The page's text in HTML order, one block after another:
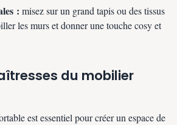
: misez sur un grand tapis ou des tissus
les murs et donner une touche cosy et
du mobilier
est essentiel pour créer un espace de